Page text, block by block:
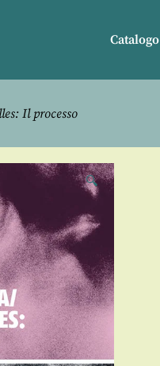
Catalogo
Il processo
🔍